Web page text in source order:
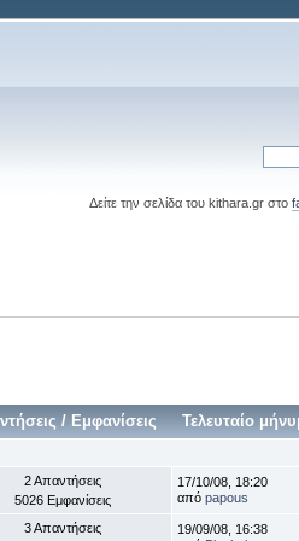
Δείτε την σελίδα του kithara.gr στο
/ Εμφανίσεις Τελευταίο
2 Απαντήσεις
5026 Εμφανίσεις
17/10/08, 18:20
από papous
3 Απαντήσεις
19/09/08, 16:38